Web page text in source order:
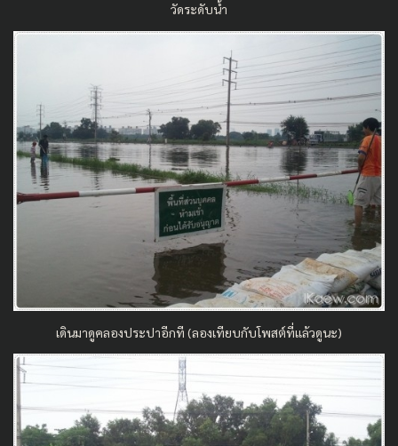
วัดระดับน้ำ
เดินมาดูคลองประปาอีกที (ลองเทียบกับโพสต์ที่แล้วดูนะ)